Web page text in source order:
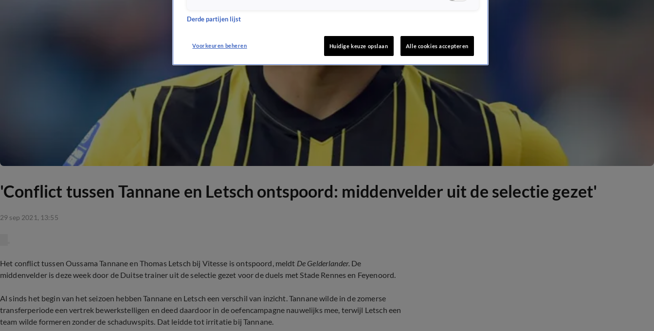
'Conflict tussen Tannane en Letsch ontspoord: middenvelder uit de selectie gezet'
29 sep 2021, 13:55
Het conflict tussen Oussama Tannane en Thomas Letsch bij Vitesse is ontspoord, meldt De Gelderlander. De
middenvelder is deze week door de Duitse trainer uit de selectie gezet voor de duels met Stade Rennes en Feyenoord.
Al sinds het begin van het seizoen hebben Tannane en Letsch een verschil van inzicht. Tannane wilde in de zomerse
transferperiode een vertrek bewerkstelligen en deed daardoor in de oefencampagne nauwelijks mee, terwijl Letsch een
team wilde formeren zonder de schaduwspits. Dat leidde tot irritatie bij Tannane.
Derde partijen lijst
Voorkeuren beheren Huidige keuze opslaan Alle cookies accepteren